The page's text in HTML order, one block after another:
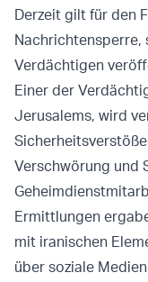
Derzeit gilt für den
Nachrichtensperre,
Verdächtigen
Einer der
Jerusalems, wird
Verschwörung und
Ermittlungen
mit iranischen
über soziale